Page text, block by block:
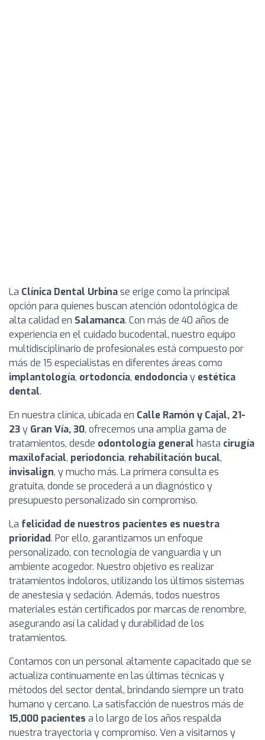
La Clínica Dental Urbinase erige como la principal
opción para quienes buscan atención odontológica de
alta calidad en Salamanca. Con más de 40 años de
experiencia en el cuidado bucodental, nuestro equipo
multidisciplinario de profesionales está compuesto por
más de 15 especialistas en diferentes áreas como
implantología, ortodoncia, endodonciay estética
dental.
En nuestra clínica, ubicada en Calle Ramón y Cajal, 21-
23y Gran Vía, 30, ofrecemos una amplia gama de
tratamientos, desde odontología general hasta cirugía
maxilofacial, periodoncia, rehabilitación bucal,
invisalign, y mucho más. La primera consulta es
gratuita, donde se procederá a un diagnóstico y
presupuesto personalizado sin compromiso.
La felicidad de nuestros pacientes es nuestra
prioridad. Por ello, garantizamos un enfoque
personalizado, con tecnología de vanguardia y un
ambiente acogedor. Nuestro objetivo es realizar
tratamientos indoloros, utilizando los últimos sistemas
de anestesia y sedación. Además, todos nuestros
materiales están certificados por marcas de renombre,
asegurando así la calidad y durabilidad de los
tratamientos.
Contamos con un personal altamente capacitado que se
actualiza continuamente en las últimas técnicas y
métodos del sector dental, brindando siempre un trato
humano y cercano. La satisfacción de nuestros más de
15,000 pacientes a lo largo de los años respalda
nuestra trayectoria y compromiso. Ven a visitarnos y